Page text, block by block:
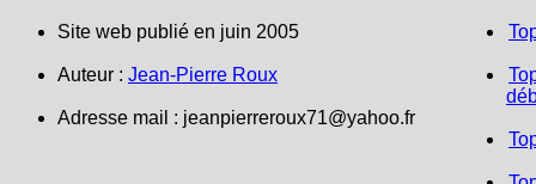
Site web publié en juin 2005
Auteur : Jean-Pierre Roux
Adresse mail : jeanpierreroux71@yahoo.fr